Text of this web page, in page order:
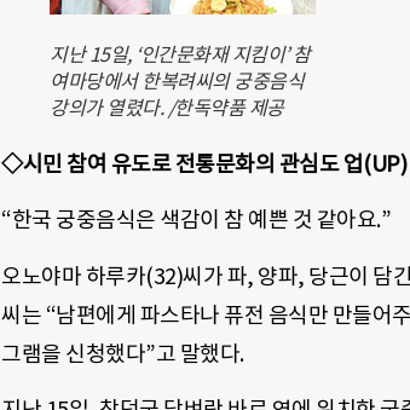
지난 15일, ‘인간문화재 지킴이’ 참
여마당에서 한복려씨의 궁중음식
강의가 열렸다. /한독약품 제공
◇시민 참여 유도로 전통문화의 관심도 업(UP)
“한국 궁중음식은 색감이 참 예쁜 것 같아요.”
오노야마 하루카(32)씨가 파, 양파, 당근이 담
씨는 “남편에게 파스타나 퓨전 음식만 만들어
그램을 신청했다”고 말했다.